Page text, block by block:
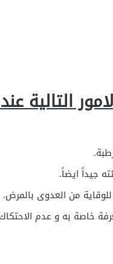
جيداً ايضاً.
من العدوى بالمرض.
خاصة به و عدم